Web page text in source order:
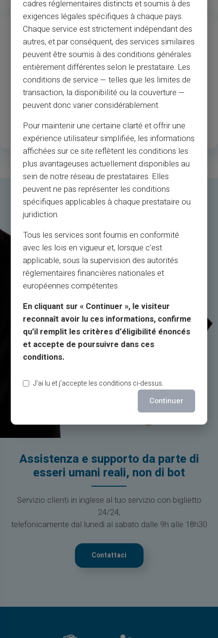
13
Anni di esperienza
37M
Accettazione di
commercianti e
bancomat
1.3M
soddisfatti
35
Assistenza e supporto da parte di
esseri umani reali, non di bot
Servizio clienti in inglese al tuo servizio con biglietto
24/24,
telefonicamente dal lunedì al sabato dalle 9h alle 18h30
Contattaci
cadres réglementaires distincts et soumis à des
exigences légales spécifiques à chaque pays.
Chaque service est strictement indépendant des
autres, et par conséquent, des services similaires
peuvent être soumis à des conditions générales
entièrement différentes selon le prestataire. Les
conditions de service — telles que les limites de
transaction, la disponibilité ou la couverture —
peuvent donc varier considérablement.
Pour maintenir une certaine clarté et offrir une
expérience utilisateur simplifiée, les informations
affichées sur ce site reflètent les conditions les
plus avantageuses actuellement disponibles au
sein de notre réseau de prestataires. Elles
peuvent ne pas représenter les conditions
spécifiques applicables à chaque prestataire ou
juridiction.
Tous les services sont fournis en conformité
avec les lois en vigueur et, lorsque c’est
applicable, sous la supervision des autorités
réglementaires financières nationales et
européennes compétentes.
En cliquant sur « Continuer », le visiteur
reconnaît avoir lu ces informations, confirme
qu’il remplit les critères d’éligibilité énoncés
et accepte de poursuivre dans ces
conditions.
J’ai lu et j’accepte les conditions ci-dessus.
Continuer